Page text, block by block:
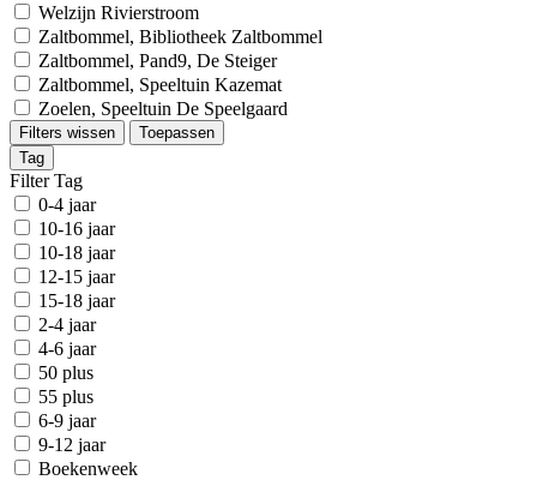
Welzijn Rivierstroom
Zaltbommel, Bibliotheek Zaltbommel
Zaltbommel, Pand9, De Steiger
Zaltbommel, Speeltuin Kazemat
Zoelen, Speeltuin De Speelgaard
Filters wissen
Toepassen
Tag
Filter Tag
0-4 jaar
10-16 jaar
10-18 jaar
12-15 jaar
15-18 jaar
2-4 jaar
4-6 jaar
50 plus
55 plus
6-9 jaar
9-12 jaar
Boekenweek